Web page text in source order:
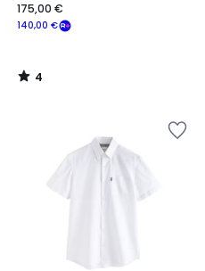
140,00 €
175,00 €
4
/